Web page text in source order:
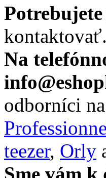
kontaktovať.
Na
odborníci
teezer, Orly